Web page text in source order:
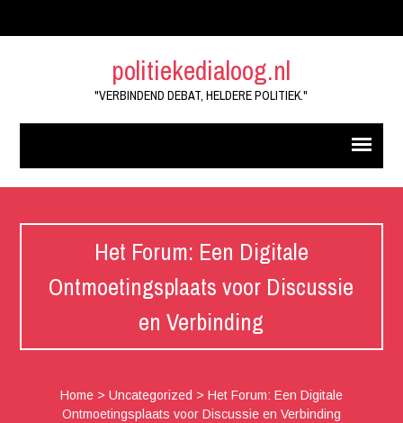
politiekedialoog.nl
"VERBINDEND DEBAT, HELDERE POLITIEK."
Het Forum: Een Digitale
Ontmoetingsplaats voor Discussie
en Verbinding
Home> Uncategorized > Het Forum: Een Digitale
Ontmoetingsplaats voor Discussie en Verbinding